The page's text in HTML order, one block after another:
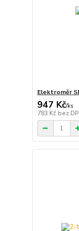
Elektroměr
947 Kč/ks
783 Kč bez